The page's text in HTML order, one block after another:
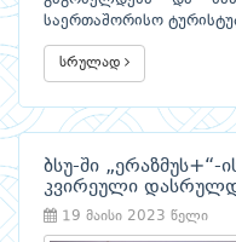
საერთაშორისო
სრულად
ბსუ-ში
კვირეული
19 მაისი 2023 წელი